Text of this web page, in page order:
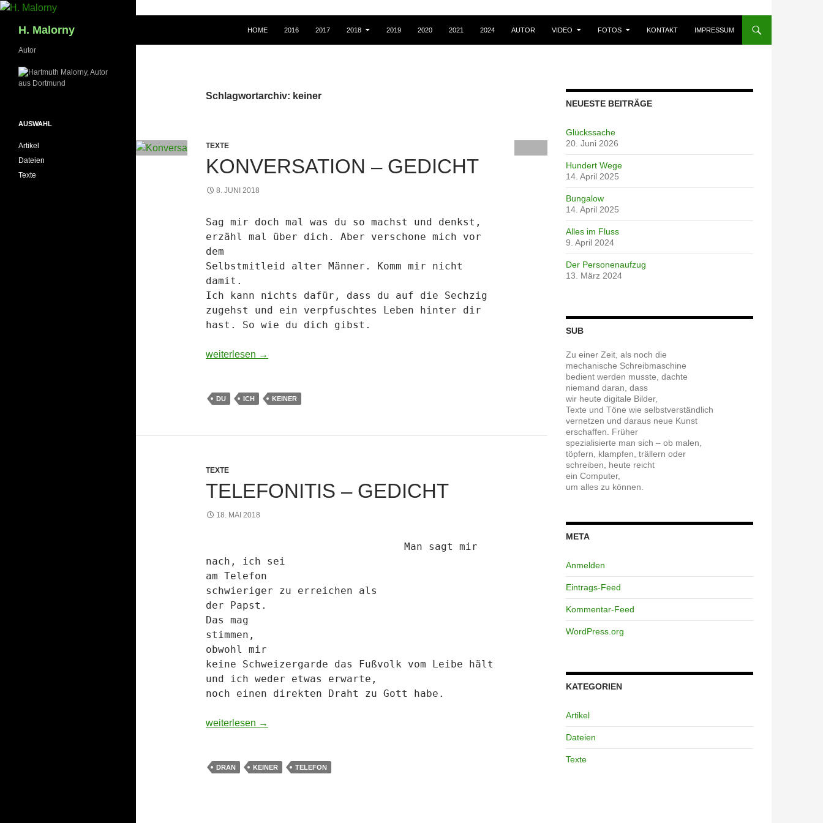
Zum
springenH. Malorny HOME 2016 2017 2018 2019 2020 2021 2024 AUTOR VIDEO FOTOS KONTAKT IMPRESSUM
Schlagwortarchiv: keiner
TEXTE
KONVERSATION – GEDICHT
8. JUNI 2018
Sag mir doch mal was du so machst und denkst,
erzähl mal über dich. Aber verschone mich vor
dem
Selbstmitleid alter Männer. Komm mir nicht
damit.
Ich kann nichts dafür, dass du auf die Sechzig
zugehst und ein verpfuschtes Leben hinter dir
hast. So wie du dich gibst.
Konversation – Gedicht
weiterlesen →
DU ICH KEINER
TEXTE
TELEFONITIS – GEDICHT
18. MAI 2018
Man sagt mir
nach,
ich sei
am Telefon
schwieriger zu erreichen als
der Papst.
Das mag
stimmen,
obwohl mir
keine Schweizergarde das Fußvolk vom Leibe hält
und ich weder etwas erwarte,
noch einen direkten Draht zu Gott habe.
Telefonitis – Gedicht
weiterlesen →
DRAN KEINER TELEFON
NEUESTE BEITRÄGE
Glückssache
20. Juni 2026
Hundert Wege
14. April 2025
Bungalow
14. April 2025
Alles im Fluss
9. April 2024
Der Personenaufzug
13. März 2024
SUB
Zu einer Zeit, als noch die
mechanische Schreibmaschine
bedient werden musste, dachte
niemand daran, dass
wir heute digitale Bilder,
Texte und Töne wie selbstverständlich
vernetzen und daraus neue Kunst
erschaffen. Früher
spezialisierte man sich – ob malen,
töpfern, klampfen, trällern oder
schreiben, heute reicht
ein Computer,
um alles zu können.
META
Anmelden
Eintrags-Feed
Kommentar-Feed
WordPress.org
KATEGORIEN
Artikel
Dateien
Texte
Autor
AUSWAHL
Artikel
Dateien
Texte